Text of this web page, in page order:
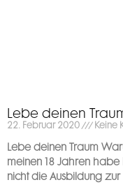
Lebe deinen
22. Februar 2020 Keine
Lebe deinen Traum
meinen 18 Jahren
nicht die Ausbildung